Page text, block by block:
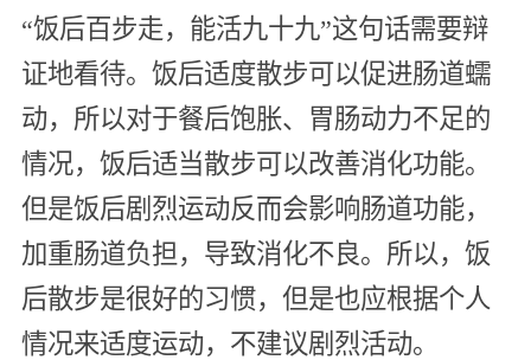
“饭后百步走，能活九十九”这句话需要辩
证地看待。饭后适度散步可以促进肠道蠕
动，所以对于餐后饱胀、胃肠动力不足的
情况，饭后适当散步可以改善消化功能。
但是饭后剧烈运动反而会影响肠道功能，
加重肠道负担，导致消化不良。所以，饭
后散步是很好的习惯，但是也应根据个人
情况来适度运动，不建议剧烈活动。